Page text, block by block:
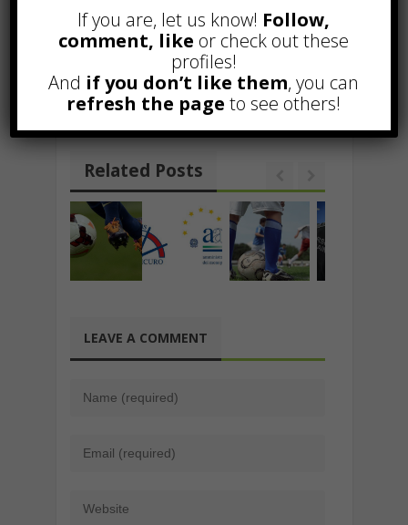
o p
p
m n h
Li
n
k
vi
di
Indagini patrimoniali: cosa sono?
Inarrestabile Gennaro Cannavacciuolo:
dalla tv, al teatro al blog
Related Posts
LEAVE A COMMENT
If you are, let us know! Follow,
comment, like or check out these
profiles!
And if you don’t like them, you can
refresh the page to see others!